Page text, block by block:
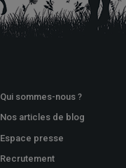
Qui sommes-nous ?
Nos articles de blog
Espace presse
Recrutement